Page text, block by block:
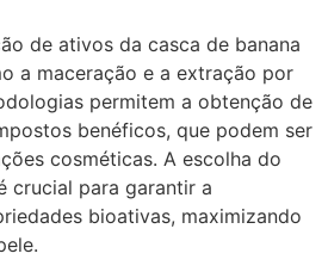
de ativos da casca de banana
a maceração e a extração por
permitem a obtenção de
benéficos, que podem ser
cosméticas. A escolha do
crucial para garantir a
bioativas, maximizando